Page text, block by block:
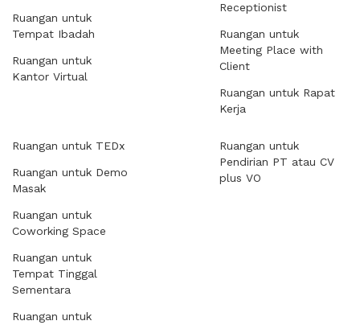
Ruangan untuk
Tempat Ibadah
Ruangan untuk
Kantor Virtual
Receptionist
Ruangan untuk
Meeting Place with
Client
Ruangan untuk Rapat
Kerja
Ruangan untuk TEDx
Ruangan untuk Demo
Masak
Ruangan untuk
Coworking Space
Ruangan untuk
Tempat Tinggal
Sementara
Ruangan untuk
Ruangan untuk
Pendirian PT atau CV
plus VO